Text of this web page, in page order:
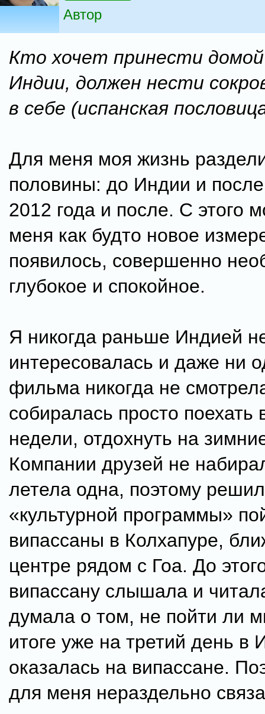
Автор
Кто хочет принести
Индии, должен нести
в себе (испанская
Для меня моя жизнь
половины: до Индии и
2012 года и после. С этого
меня как будто новое
появилось, совершенно
глубокое и спокойное.
Я никогда раньше Индией
интересовалась и даже ни
фильма никогда не
собиралась просто поехать
недели, отдохнуть на
Компании друзей не
летела одна, поэтому
«культурной программы»
випассаны в Колхапуре,
центре рядом с Гоа. До
випассану слышала и
думала о том, не пойти ли
итоге уже на третий день в
оказалась на випассане.
для меня нераздельно